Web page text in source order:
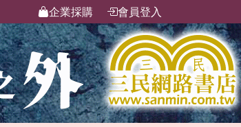
企業採購 會員登入